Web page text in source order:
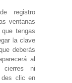
registro
ventanas
tengas
la clave
deberás
al
cierres ni
des clic en